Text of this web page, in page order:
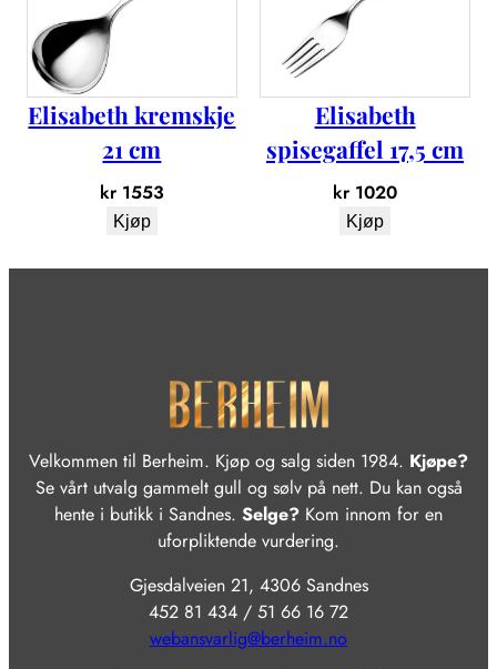
m
n
Elisabeth kremskje
21 cm
kr1553
Kjøp
Elisabeth
spisegaffel 17,5 cm
kr 1020
Kjøp
Velkommen til Berheim. Kjøp og salg siden 1984. Kjøpe?
Se vårt utvalg gammelt gull og sølv på nett. Du kan også
hente i butikk i Sandnes. Selge? Kom innom for en
uforpliktende vurdering.
Gjesdalveien 21, 4306 Sandnes
452 81 434 / 51 66 16 72
webansvarlig@berheim.no